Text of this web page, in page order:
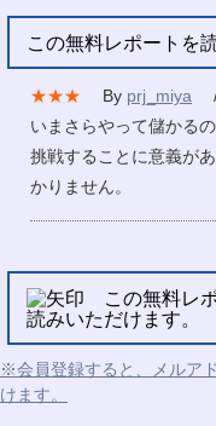
この無料レポートを
★★★ By prj_miya
/
いまさらやって儲かる
挑戦することに意義が
かりません。
この無料レ
読みいただけます。
※会員登録すると、メルア
けます。